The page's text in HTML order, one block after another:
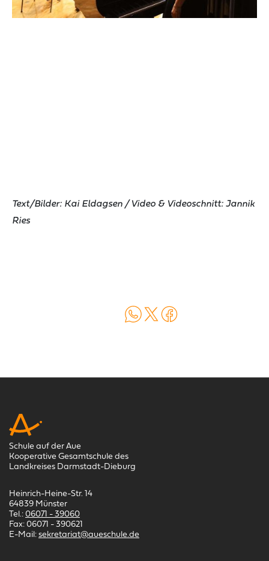
Text/Bilder: Kai Eldagsen / Video & Videoschnitt: Jannik
Ries
Auf WhatsApp teilen
Auf X teilen
Auf Facebook teilen
Schule auf der Aue
Kooperative Gesamtschule des
Landkreises Darmstadt-Dieburg
Heinrich-Heine-Str. 14
64839 Münster
Tel.: 06071 - 39060
Fax: 06071 - 390621
E-Mail: sekretariat@aueschule.de